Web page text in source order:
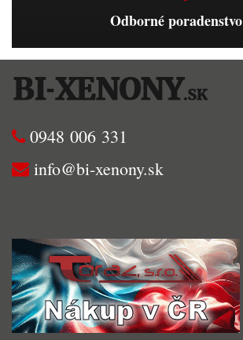
Odborné poradenstvo
0948 006 331
info@bi-xenony.sk